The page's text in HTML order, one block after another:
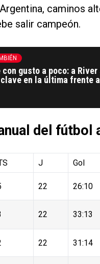
caminos
salir campeón.
con gusto a poco: a
en la última frente
del fútbol
J Gol
22 26:10
22 33:13
22 31:14